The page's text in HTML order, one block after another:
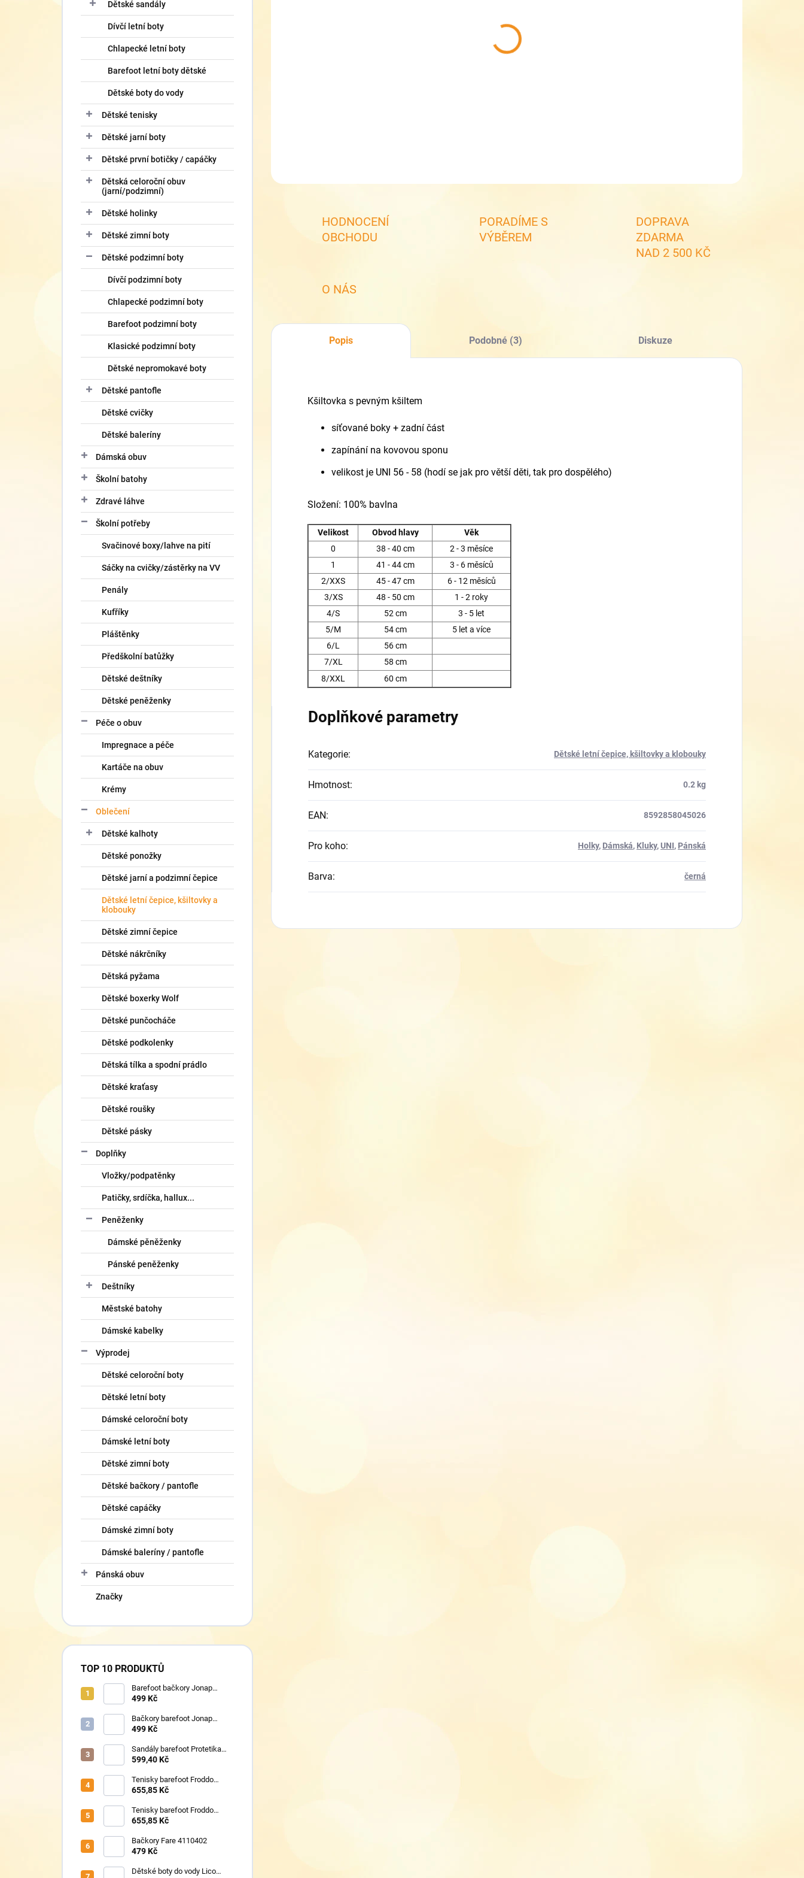
Dětské sandály
Dívčí letní boty
Chlapecké letní boty
Barefoot letní boty dětské
Dětské boty do vody
Dětské tenisky
Dětské jarní boty
Dětské první botičky / capáčky
Dětská celoroční obuv
(jarní/podzimní)
Dětské holinky
Dětské zimní boty
Dětské podzimní boty
Dívčí podzimní boty
Chlapecké podzimní boty
Barefoot podzimní boty
Klasické podzimní boty
Dětské nepromokavé boty
Dětské pantofle
Dětské cvičky
Dětské baleríny
Dámská obuv
Školní batohy
Zdravé láhve
Školní potřeby
Svačinové boxy/lahve na pití
Sáčky na cvičky/zástěrky na VV
Penály
Kufříky
Pláštěnky
Předškolní batůžky
Dětské deštníky
Dětské peněženky
Péče o obuv
Impregnace a péče
Kartáče na obuv
Krémy
Oblečení
Dětské kalhoty
Dětské ponožky
Dětské jarní a podzimní čepice
Dětské letní čepice, kšiltovky a
klobouky
Dětské zimní čepice
Dětské nákrčníky
Dětská pyžama
Dětské boxerky Wolf
Dětské punčocháče
Dětské podkolenky
Dětská tílka a spodní prádlo
Dětské kraťasy
Dětské roušky
Dětské pásky
Doplňky
Vložky/podpatěnky
Patičky, srdíčka, hallux...
Peněženky
Dámské pěněženky
Pánské peněženky
Deštníky
Městské batohy
Dámské kabelky
Výprodej
Dětské celoroční boty
Dětské letní boty
Dámské celoroční boty
Dámské letní boty
Dětské zimní boty
Dětské bačkory / pantofle
Dětské capáčky
Dámské zimní boty
Dámské baleríny / pantofle
Pánská obuv
Značky
TOP 10 PRODUKTŮ
Barefoot bačkory Jonap
Home New fialová kočička
499 Kč
Bačkory barefoot Jonap
Home New Police
499 Kč
Sandály barefoot Protetika
TAFI pink uni
599,40 Kč
Tenisky barefoot Froddo
G1700440-17 Mint
655,85 Kč
Tenisky barefoot Froddo
G1700440-8 Grey+
655,85 Kč
Bačkory Fare 4110402
479 Kč
Dětské boty do vody Lico
HODNOCENÍ
OBCHODU
PORADÍME S
VÝBĚREM
DOPRAVA
ZDARMA
NAD 2 500 KČ
O NÁS
Popis Podobné (3) Diskuze
Kšiltovka s pevným kšiltem
síťované boky + zadní část
zapínání na kovovou sponu
velikost je UNI 56 - 58 (hodí se jak pro větší děti, tak pro dospělého)
Složení: 100% bavlna
Velikost Obvod hlavy
Věk
0
38 - 40 cm
2 - 3 měsíce
1
41 - 44 cm
3 - 6 měsíců
2/XXS
45 - 47 cm
6 - 12 měsíců
3/XS
48 - 50 cm
1 - 2 roky
4/S
52 cm
3 - 5 let
5/M
54 cm
5 let a více
6/L
56 cm
7/XL
58 cm
8/XXL
60 cm
Doplňkové parametry
Kategorie: Dětské letní čepice, kšiltovky a klobouky
Hmotnost: 0.2 kg
EAN: 8592858045026
Pro koho: Holky, Dámská, Kluky,UNI, Pánská
Barva: černá